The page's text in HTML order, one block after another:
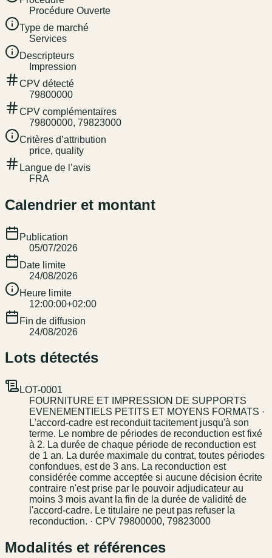
Procédure Ouverte
Type de marché
Services
Descripteurs
Impression
CPV détecté
79800000
CPV complémentaires
79800000, 79823000
Critères d’attribution
price, quality
Langue de l’avis
FRA
Calendrier et montant
Publication
05/07/2026
Date limite
24/08/2026
Heure limite
12:00:00+02:00
Fin de diffusion
24/08/2026
Lots détectés
LOT-0001
FOURNITURE ET IMPRESSION DE SUPPORTS
EVENEMENTIELS PETITS ET MOYENS FORMATS ·
L'accord-cadre est reconduit tacitement jusqu'à son
terme. Le nombre de périodes de reconduction est fixé
à 2. La durée de chaque période de reconduction est
de 1 an. La durée maximale du contrat, toutes périodes
confondues, est de 3 ans. La reconduction est
considérée comme acceptée si aucune décision écrite
contraire n'est prise par le pouvoir adjudicateur au
moins 3 mois avant la fin de la durée de validité de
l'accord-cadre. Le titulaire ne peut pas refuser la
reconduction. · CPV 79800000, 79823000
Modalités et références